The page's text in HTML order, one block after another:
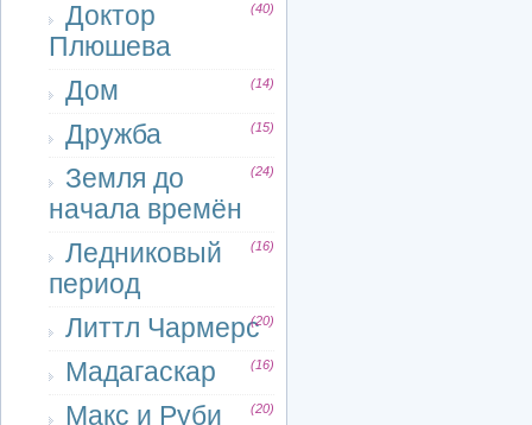
Доктор
Плюшева
(40)
Дом (14)
Дружба (15)
Земля до
начала времён
(24)
Ледниковый
период
(16)
Литтл Чармерс(20)
Мадагаскар (16)
Макс и Руби (20)